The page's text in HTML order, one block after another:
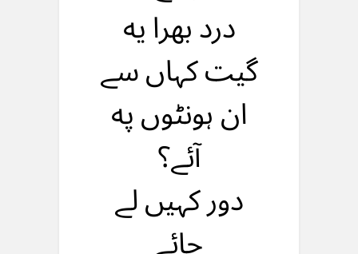
درد بهرا یه
گیت کہاں سے
ان ہونٹوں په
آئے؟
دور کہیں لے